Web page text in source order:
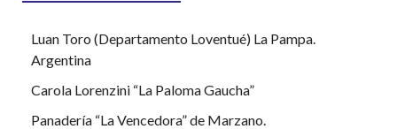
Luan Toro (Departamento Loventué) La Pampa.
Argentina
Carola Lorenzini “La Paloma Gaucha”
Panadería “La Vencedora” de Marzano.